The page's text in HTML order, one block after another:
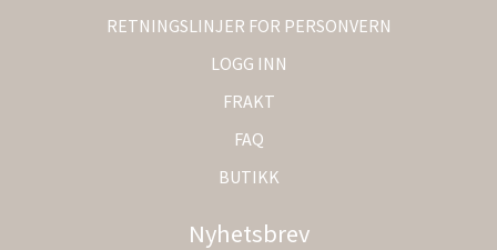
RETNINGSLINJER FOR PERSONVERN
LOGG INN
FRAKT
FAQ
BUTIKK
Nyhetsbrev